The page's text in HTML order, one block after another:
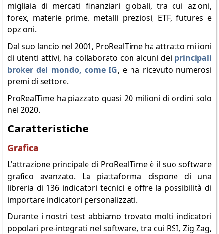
migliaia di mercati finanziari globali, tra cui azioni,
forex, materie prime, metalli preziosi, ETF, futures e
opzioni.
Dal suo lancio nel 2001, ProRealTime ha attratto milioni
di utenti attivi, ha collaborato con alcuni dei principali
broker del mondo, come IG, e ha ricevuto numerosi
premi di settore.
ProRealTime ha piazzato quasi 20 milioni di ordini solo
nel 2020.
Caratteristiche
Grafica
L'attrazione principale di ProRealTime è il suo software
grafico avanzato. La piattaforma dispone di una
libreria di 136 indicatori tecnici e offre la possibilità di
importare indicatori personalizzati.
Durante i nostri test abbiamo trovato molti indicatori
popolari pre-integrati nel software, tra cui RSI, Zig Zag,